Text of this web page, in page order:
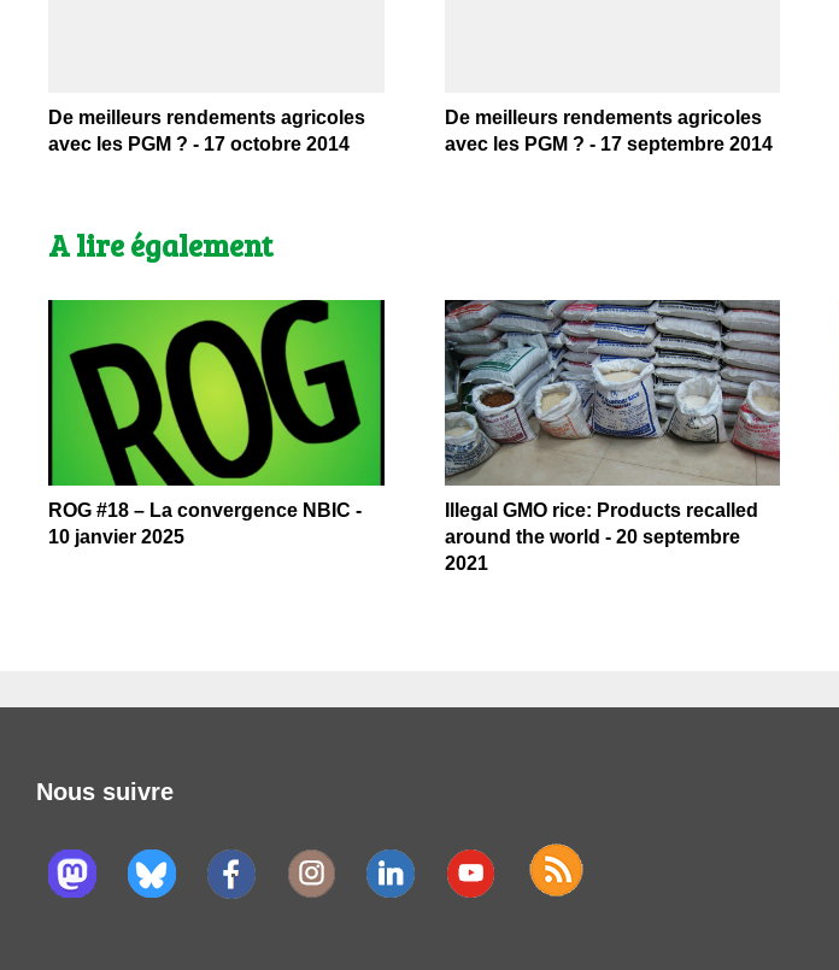
De meilleurs rendements agricoles
avec les PGM ? - 17 octobre 2014
De meilleurs rendements agricoles
avec les PGM ? - 17 septembre 2014
A lire également
ROG #18 – La convergence NBIC -
10 janvier 2025
Illegal GMO rice: Products recalled
around the world - 20 septembre
2021
Nous suivre